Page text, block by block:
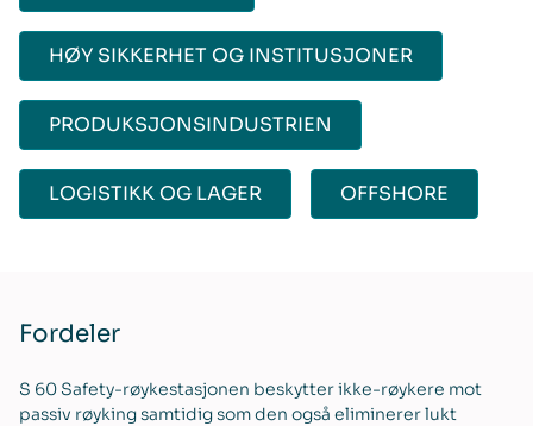
HØY SIKKERHET OG INSTITUSJONER
PRODUKSJONSINDUSTRIEN
LOGISTIKK OG LAGER OFFSHORE
Fordeler
S 60 Safety-røykestasjonen beskytter ikke-røykere mot
passiv røyking samtidig som den også eliminerer lukt